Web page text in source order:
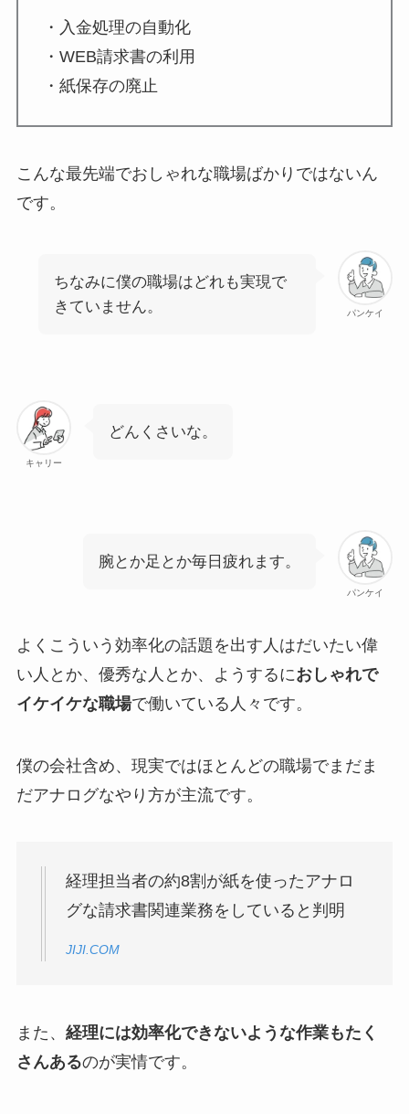
・入金処理の自動化
・WEB請求書の利用
・紙保存の廃止
こんな最先端でおしゃれな職場ばかりではないん
です。
パンケイ
ちなみに僕の職場はどれも実現で
きていません。
キャリー
どんくさいな。
パンケイ
腕とか足とか毎日疲れます。
よくこういう効率化の話題を出す人はだいたい偉
い人とか、優秀な人とか、ようするにおしゃれで
イケイケな職場で働いている人々です。
僕の会社含め、現実ではほとんどの職場でまだま
だアナログなやり方が主流です。
経理担当者の約8割が紙を使ったアナロ
グな請求書関連業務をしていると判明
JIJI.COM
また、 経理には効率化できないような作業もたく
さんあるのが実情です。